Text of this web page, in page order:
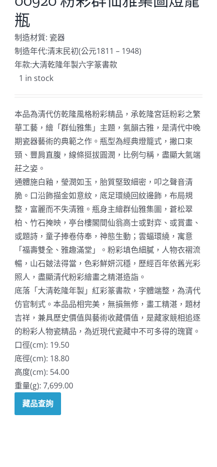
瓶
制造材質: 瓷器
制造年代:清末民初(公元1811 – 1948)
年款:大清乾隆年製六字篆書款
1 in stock
本品為清代仿乾隆風格粉彩精品，承乾隆宮廷粉彩之繁
華工藝，繪「群仙雅集」主題，氣韻古雅，是清代中晚
期瓷器藝術的典範之作。瓶型為經典燈籠式，撇口束
頸、豐肩直腹，線條挺拔圓潤，比例勻稱，盡顯大氣端
莊之姿。
通體施白釉，瑩潤如玉，胎質堅致細密，叩之聲音清
脆。口沿飾描金如意紋，底足環繞回紋邊飾，布局規
整，富麗而不失清雅。瓶身主繪群仙雅集圖，蒼松翠
柏、竹石掩映，亭台樓閣間仙翁高士或對弈、或賞畫、
或題詩，童子捧卷侍奉，神態生動；雲蝠環繞，寓意
「福壽雙全、雅趣滿堂」。粉彩填色細膩，人物衣褶流
暢，山石皴法得當，色彩鮮妍沉穩，歷經百年依舊光彩
照人，盡顯清代粉彩繪畫之精湛造詣。
底落「大清乾隆年製」紅彩篆書款，字體端整，為清代
仿官制式。本品品相完美，無損無修，畫工精湛，題材
吉祥，兼具歷史價值與藝術收藏價值，是藏家競相追逐
的粉彩人物瓷精品，為近現代瓷藏中不可多得的瑰寶。
口徑(cm): 19.50
底徑(cm): 18.80
高度(cm): 54.00
重量(g): 7,699.00
藏品查詢